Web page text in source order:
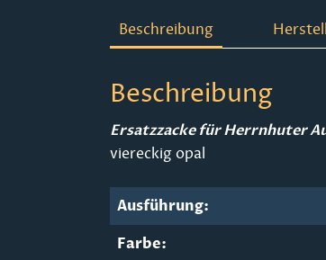
Beschreibung
Beschreibung
Ersatzzacke für Herrnhuter
viereckig opal
Ausführung:
Farbe: